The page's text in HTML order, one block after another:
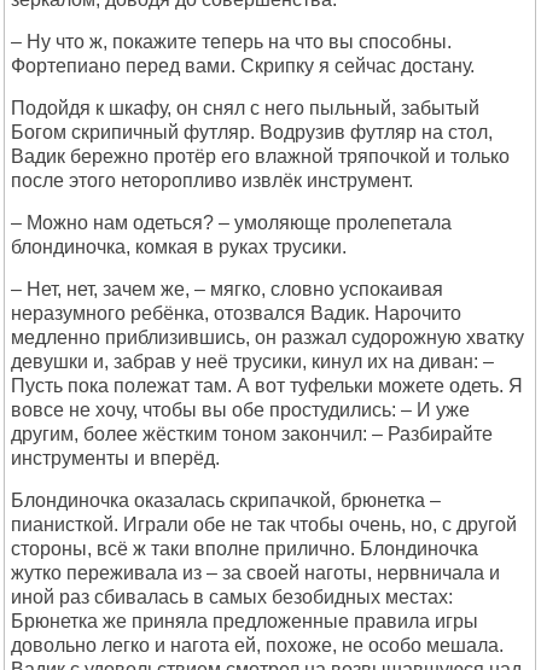
– Ну что ж, покажите теперь на что вы способны.
Фортепиано перед вами. Скрипку я сейчас достану.
Подойдя к шкафу, он снял с него пыльный, забытый
Богом скрипичный футляр. Водрузив футляр на стол,
Вадик бережно протёр его влажной тряпочкой и только
после этого неторопливо извлёк инструмент.
– Можно нам одеться? – умоляюще пролепетала
блондиночка, комкая в руках трусики.
– Нет, нет, зачем же, – мягко, словно успокаивая
неразумного ребёнка, отозвался Вадик. Нарочито
медленно приблизившись, он разжал судорожную хватку
девушки и, забрав у неё трусики, кинул их на диван: –
Пусть пока полежат там. А вот туфельки можете одеть. Я
вовсе не хочу, чтобы вы обе простудились: – И уже
другим, более жёстким тоном закончил: – Разбирайте
инструменты и вперёд.
Блондиночка оказалась скрипачкой, брюнетка –
пианисткой. Играли обе не так чтобы очень, но, с другой
стороны, всё ж таки вполне прилично. Блондиночка
жутко переживала из – за своей наготы, нервничала и
иной раз сбивалась в самых безобидных местах:
Брюнетка же приняла предложенные правила игры
довольно легко и нагота ей, похоже, не особо мешала.